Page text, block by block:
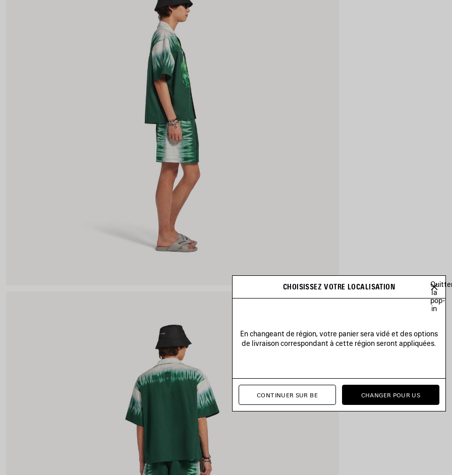
CHOISISSEZ VOTRE LOCALISATION
la
pop-
in
En changeant de région, votre panier sera vidé et des options
de livraison correspondant à cette région seront appliquées.
CONTINUER SUR BE CHANGER POUR US